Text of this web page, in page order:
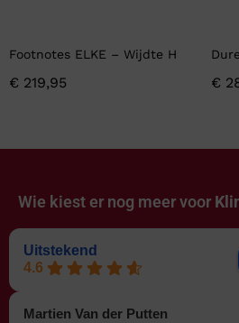
Footnotes ELKE – Wijdte H
€ 219,95 €
Wie kiest er nog meer voor
Uitstekend
4.6
Martien Van der Putten